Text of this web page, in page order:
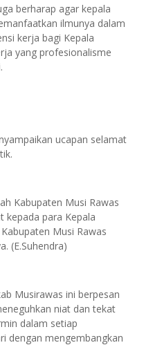
berharap agar kepala
ilmunya dalam
kerja bagi Kepala
yang profesionalisme
ucapan selamat
Kabupaten Musi Rawas
kepada para Kepala
Musi Rawas
(E.Suhendra)
Musirawas ini berpesan
niat dan tekat
dalam setiap
dengan mengembangkan